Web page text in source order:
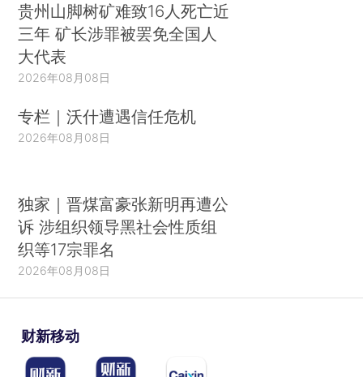
贵州山脚树矿难致16人死亡近
三年 矿长涉罪被罢免全国人
大代表
2026年08月08日
专栏｜沃什遭遇信任危机
2026年08月08日
独家｜晋煤富豪张新明再遭公
诉 涉组织领导黑社会性质组
织等17宗罪名
2026年08月08日
财新移动